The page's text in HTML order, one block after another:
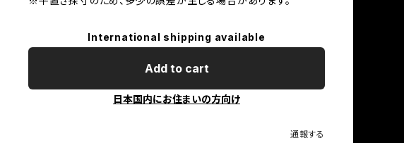
International shipping available
Add to cart
日本国内にお住まいの方向け
通報する